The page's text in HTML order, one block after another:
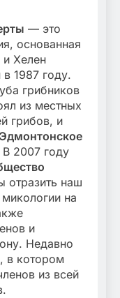
— это
основанная
Хелен
1987 году.
грибников
из местных
грибов, и
В 2007 году
отразить наш
на
и
Недавно
, в котором
из всей